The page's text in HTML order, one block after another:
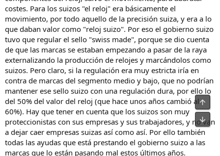
costes. Para los suizos "el reloj" era básicamente el
movimiento, por todo aquello de la precisión suiza, y era a lo
que daban valor como "reloj suizo". Por eso el gobierno suizo
tuvo que regular el sello "swiss made", porque se dio cuenta
de que las marcas se estaban empezando a pasar de la raya
externalizando la producción de relojes y marcándolos como
suizos. Pero claro, si la regulación era muy estricta iría en
contra de marcas del segmento medio y bajo, que no podrían
mantener ese sello suizo con una regulación dura, por ello lo
del 50% del valor del reloj (que hace unos años cambió al
60%). Hay que tener en cuenta que los suizos son muy
proteccionistas con sus empresas y sus trabajadores, y no van
a dejar caer empresas suizas así como así. Por ello también
todas las ayudas que está prestando el gobierno suizo a las
marcas que lo están pasando mal estos últimos años.
Pie